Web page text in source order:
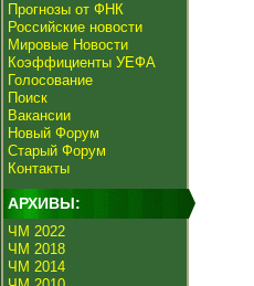
Прогнозы от ФНК
Российские новости
Мировые Новости
Коэффициенты УЕФА
Голосование
Поиск
Вакансии
Новый Форум
Старый Форум
Контакты
АРХИВЫ:
ЧМ 2022
ЧМ 2018
ЧМ 2014